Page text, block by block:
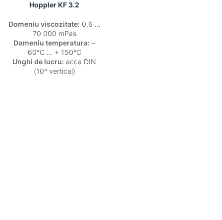
Hoppler KF 3.2
Domeniu viscozitate: 0,6 …
70 000 mPas
Domeniu temperatura: –
60°C … + 150°C
Unghi de lucru: acca DIN
(10° vertical)